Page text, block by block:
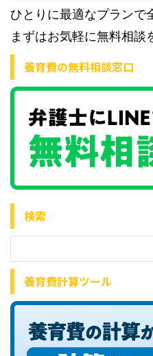
ひとりに最適なプランで
まずはお気軽に無料相談
養育費の無料相談窓口
検索
養育費計算ツール